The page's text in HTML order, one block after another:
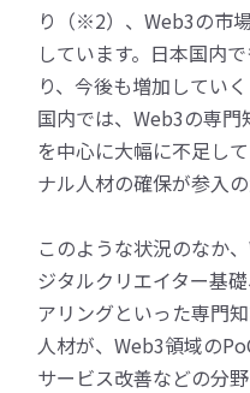
り（※2）、Web3の市
しています。日本国内
り、今後も増加してい
国内では、Web3の専
を中心に大幅に不足し
ナル人材の確保が参入の
このような状況のなか
ジタルクリエイター基
アリングといった専門
人材が、Web3領域の
サービス改善などの分